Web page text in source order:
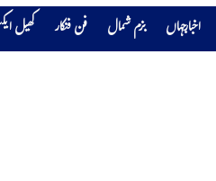
اخبارجہاں بزم شمال فن فنکار کھیل